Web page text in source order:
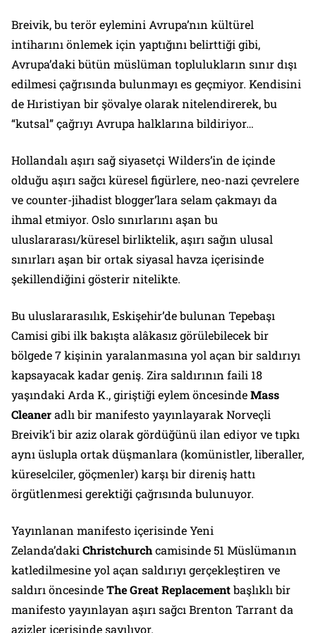
Breivik, bu terör eylemini Avrupa’nın kültürel
intiharını önlemek için yaptığını belirttiği gibi,
Avrupa’daki bütün müslüman toplulukların sınır dışı
edilmesi çağrısında bulunmayı es geçmiyor. Kendisini
de Hıristiyan bir şövalye olarak nitelendirerek, bu
“kutsal” çağrıyı Avrupa halklarına bildiriyor…
Hollandalı aşırı sağ siyasetçi Wilders’in de içinde
olduğu aşırı sağcı küresel figürlere, neo-nazi çevrelere
vecounter-jihadistblogger’lara selam çakmayı da
ihmal etmiyor. Oslo sınırlarını aşan bu
uluslararası/küresel birliktelik, aşırı sağın ulusal
sınırları aşan bir ortak siyasal havza içerisinde
şekillendiğini gösterir nitelikte.
Bu uluslararasılık, Eskişehir’de bulunan Tepebaşı
Camisi gibi ilk bakışta alâkasız görülebilecek bir
bölgede 7 kişinin yaralanmasına yol açan bir saldırıyı
kapsayacak kadar geniş. Zira saldırının faili 18
yaşındaki Arda K., giriştiği eylem öncesindeMass
Cleaneradlı bir manifesto yayınlayarak Norveçli
Breivik’i bir aziz olarak gördüğünü ilan ediyor ve tıpkı
aynı üslupla ortak düşmanlara (komünistler, liberaller,
küreselciler, göçmenler) karşı bir direniş hattı
örgütlenmesi gerektiği çağrısında bulunuyor.
Yayınlanan manifesto içerisinde Yeni
Zelanda’daki Christchurchcamisinde 51 Müslümanın
katledilmesine yol açan saldırıyı gerçekleştiren ve
saldırı öncesindeThe Great Replacementbaşlıklı bir
manifesto yayınlayan aşırı sağcı Brenton Tarrant da
azizler içerisinde sayılıyor.